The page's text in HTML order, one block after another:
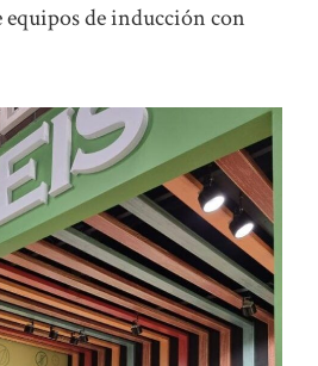
equipos de inducción con